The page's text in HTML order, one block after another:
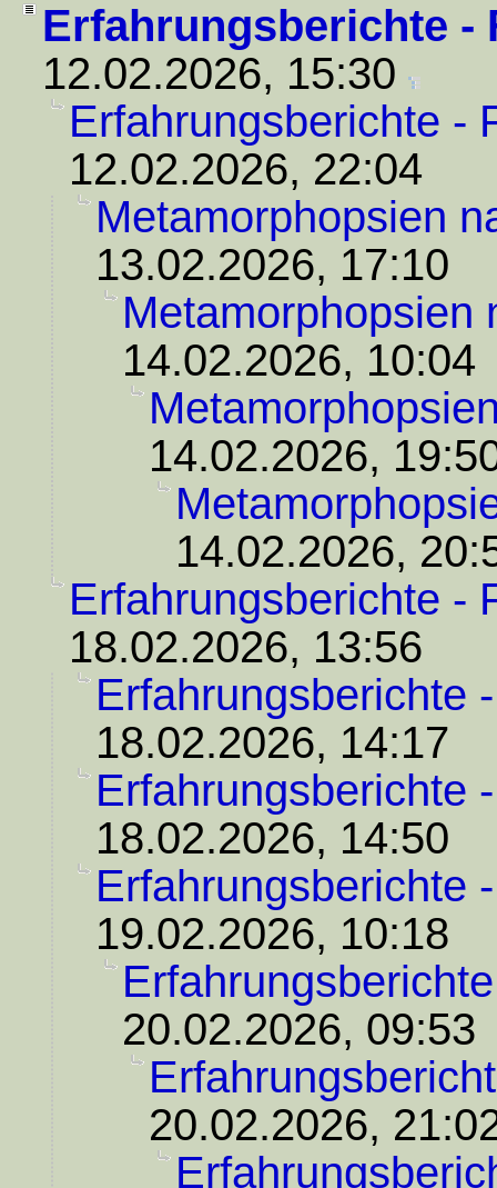
Erfahrungsberichte -
12.02.2026, 15:30
Erfahrungsberichte -
12.02.2026, 22:04
Metamorphopsien
13.02.2026, 17:10
Metamorphopsien
14.02.2026, 10:04
14.02.2026,
14.02.2026,
Erfahrungsberichte -
18.02.2026, 13:56
Erfahrungsberichte
18.02.2026, 14:17
Erfahrungsberichte
18.02.2026, 14:50
Erfahrungsberichte
19.02.2026, 10:18
20.02.2026, 09:53
20.02.2026,